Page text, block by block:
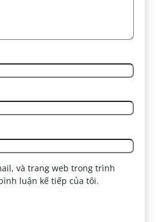
và trang web trong trình
luận kế tiếp của tôi.